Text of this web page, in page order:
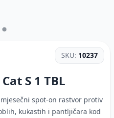
SKU: 10237
S 1 TBL
spot-on rastvor protiv
kukastih i pantljičara kod